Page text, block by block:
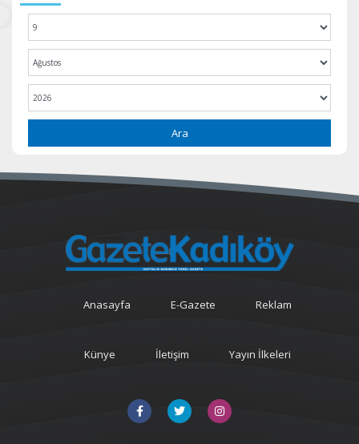
Ara
Anasayfa E-Gazete Reklam
Künye İletişim Yayın İlkeleri